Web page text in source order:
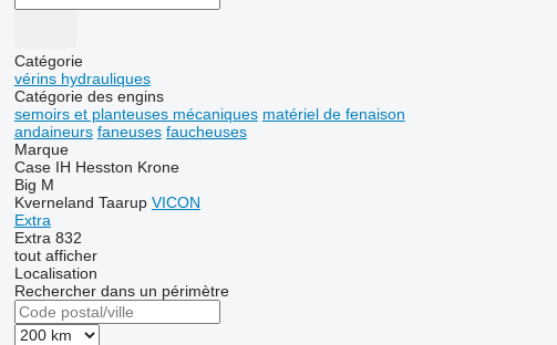
Catégorie
vérins hydrauliques
Catégorie des engins
semoirs et planteuses mécaniques matériel de fenaison
andaineurs faneuses faucheuses
Marque
Case IH Hesston Krone
Big M
Kverneland Taarup VICON
Extra
Extra 832
tout afficher
Localisation
Rechercher dans un périmètre